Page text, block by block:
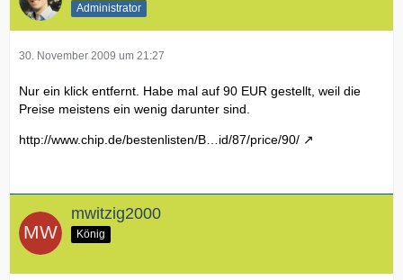
Administrator
30. November 2009 um 21:27
Nur ein klick entfernt. Habe mal auf 90 EUR gestellt, weil die
Preise meistens ein wenig darunter sind.
http://www.chip.de/bestenlisten/B…id/87/price/90/
mwitzig2000
König